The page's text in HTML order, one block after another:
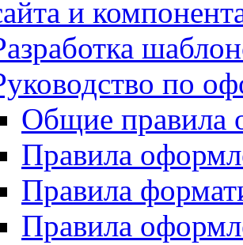
и
по
Общие правила
Правила
Правила
Правила